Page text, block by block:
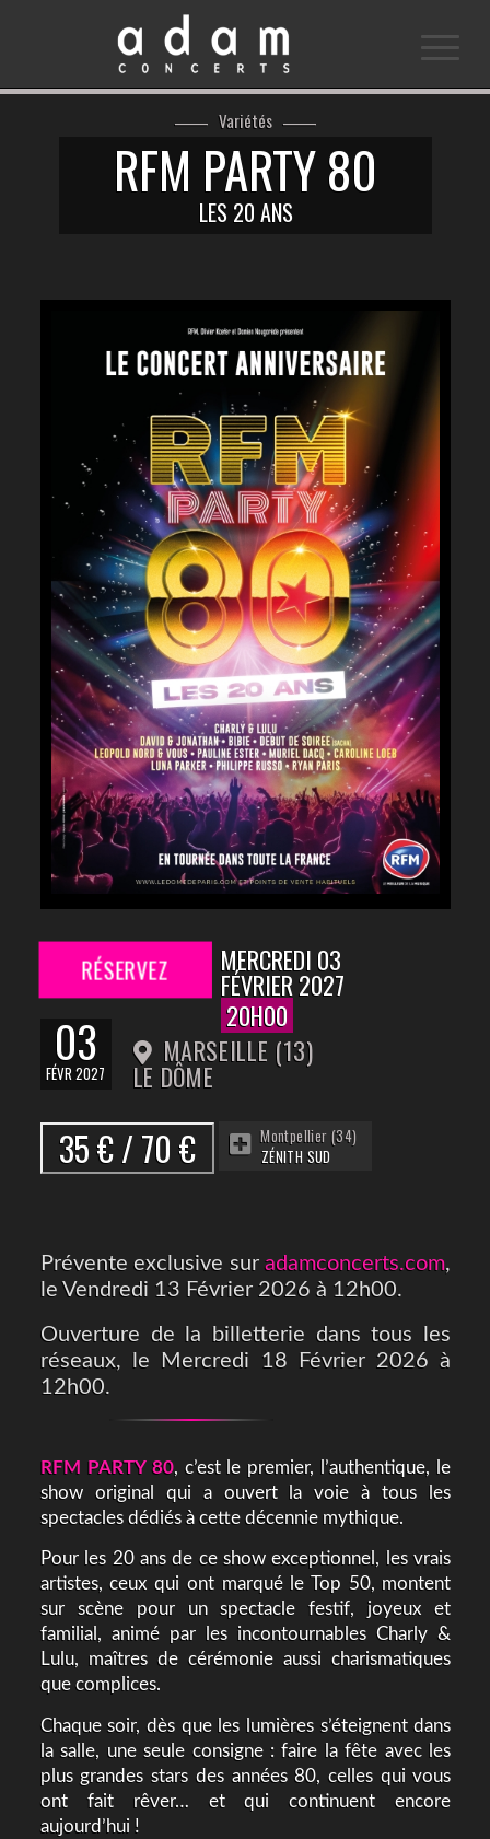
Variétés
RFM PARTY 80
LES 20 ANS
RÉSERVEZ
03
FÉVR 2027
MERCREDI 03
FÉVRIER 2027
20H00
MARSEILLE (13)
LE DÔME
35 € / 70 €
Montpellier (34)
ZÉNITH SUD
Prévente exclusive suradamconcerts.com,
le Vendredi 13 Février 2026 à 12h00.
Ouverture de la billetterie dans tous les
réseaux, le Mercredi 18 Février 2026 à
12h00.
RFM PARTY 80, c’est le premier, l’authentique, le
show original qui a ouvert la voie à tous les
spectacles dédiés à cette décennie mythique.
Pour les 20 ans de ce show exceptionnel, les vrais
artistes, ceux qui ont marqué le Top 50, montent
sur scène pour un spectacle festif, joyeux et
familial, animé par les incontournables Charly &
Lulu, maîtres de cérémonie aussi charismatiques
que complices.
Chaque soir, dès que les lumières s’éteignent dans
la salle, une seule consigne : faire la fête avec les
plus grandes stars des années 80, celles qui vous
ont fait rêver… et qui continuent encore
aujourd’hui !